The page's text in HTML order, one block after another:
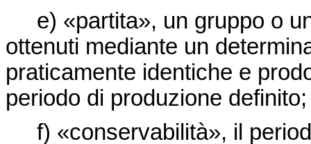
e) «partita», un gruppo o
ottenuti mediante un
praticamente identiche e
periodo di produzione definito;
f) «conservabilità», il